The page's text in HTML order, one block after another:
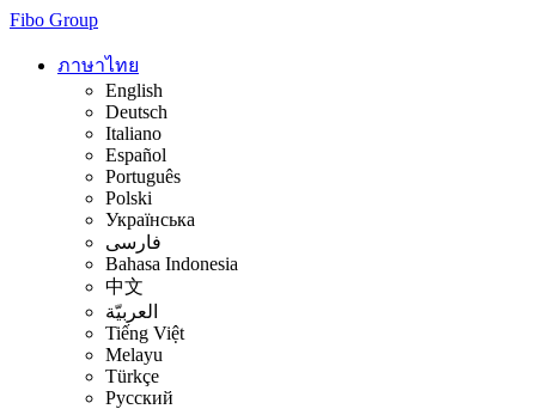
Fibo Group
ภาษาไทย
English
Deutsch
Italiano
Español
Português
Polski
Українська
فارسی
Bahasa Indonesia
中文
العربيّة
Tiếng Việt
Melayu
Türkçe
Русский